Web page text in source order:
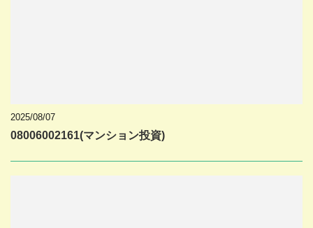
2025/08/07
08006002161(マンション投資)